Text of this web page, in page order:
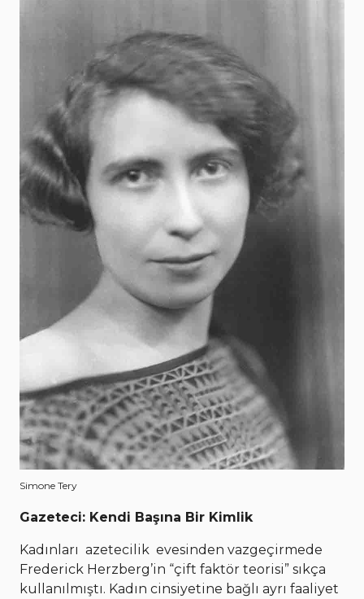
Simone Tery
Gazeteci: Kendi Başına Bir Kimlik
Kadınları azetecilik evesinden vazgeçirmede
Frederick Herzberg’in “çift faktör teorisi” sıkça
kullanılmıştı. Kadın cinsiyetine bağlı ayrı faaliyet